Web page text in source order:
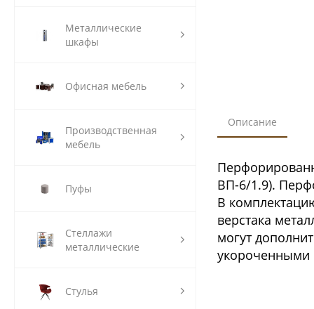
Металлические
шкафы
Офисная мебель
Производственная
мебель
Пуфы
Стеллажи
металлические
Стулья
Описание
ВП-6/1.9).
В
верстака
могут
укороченными